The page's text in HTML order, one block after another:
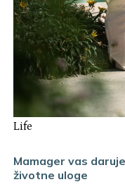
Life
Mamager vas
životne uloge